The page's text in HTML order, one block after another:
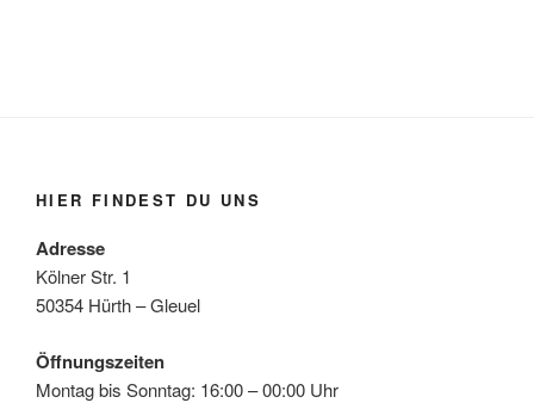
HIER FINDEST DU UNS
Adresse
Kölner Str. 1
50354 Hürth – Gleuel
Öffnungszeiten
Montag bis Sonntag: 16:00 – 00:00 Uhr